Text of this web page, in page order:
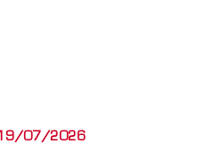
19/07/2026